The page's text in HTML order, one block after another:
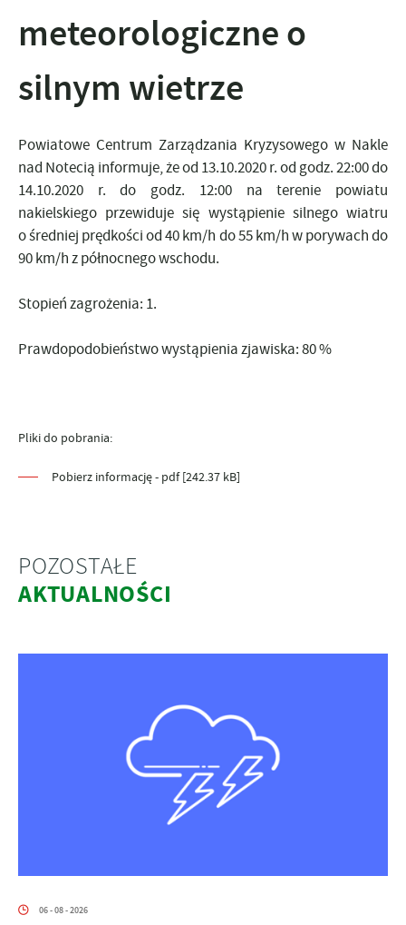
meteorologiczne o
silnym wietrze
Powiatowe Centrum Zarządzania Kryzysowego w Nakle
nad Notecią informuje, że od 13.10.2020 r. od godz. 22:00 do
14.10.2020 r. do godz. 12:00 na terenie powiatu
nakielskiego przewiduje się wystąpienie silnego wiatru
o średniej prędkości od 40 km/h do 55 km/h w porywach do
90 km/h z północnego wschodu.
Stopień zagrożenia: 1.
Prawdopodobieństwo wystąpienia zjawiska: 80 %
Pliki do pobrania:
Pobierz informację - pdf [242.37 kB]
POZOSTAŁE
AKTUALNOŚCI
06 - 08 - 2026